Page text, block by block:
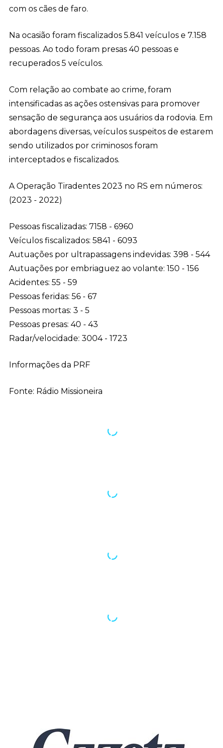
com os cães de faro.
Na ocasião foram fiscalizados 5.841 veículos e 7.158
pessoas. Ao todo foram presas 40 pessoas e
recuperados 5 veículos.
Com relação ao combate ao crime, foram
intensificadas as ações ostensivas para promover
sensação de segurança aos usuários da rodovia. Em
abordagens diversas, veículos suspeitos de estarem
sendo utilizados por criminosos foram
interceptados e fiscalizados.
A Operação Tiradentes 2023 no RS em números:
(2023 - 2022)
Pessoas fiscalizadas: 7158 - 6960
Veículos fiscalizados: 5841 - 6093
Autuações por ultrapassagens indevidas: 398 - 544
Autuações por embriaguez ao volante: 150 - 156
Acidentes: 55 - 59
Pessoas feridas: 56 - 67
Pessoas mortas: 3 - 5
Pessoas presas: 40 - 43
Radar/velocidade: 3004 - 1723
Informações da PRF
Fonte: Rádio Missioneira